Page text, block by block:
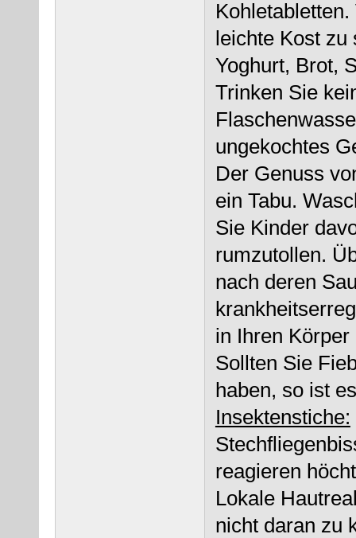
leichte Kost zu
Yoghurt, Brot,
Trinken Sie
ungekochtes
Der Genuss
ein Tabu.
Sie Kinder
rumzutollen.
nach deren
in Ihren
Sollten Sie
haben, so ist
Insektenstiche:
reagieren
Lokale
nicht daran zu